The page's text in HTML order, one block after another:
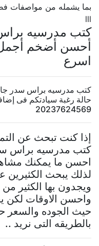
بما يشمله من مواصفات
كتب مدرسيه
أحسن أضخم أجمل
اسرع
كتب مدرسيه براس سدر جاري
حالة رغبة سيادتكم فى إضافة
20237624569
إذا كنت تبحث عن
كتب مدرسيه براس
احسن ما يمكنك
لذلك يبحث
ويجدون بها الكثير
واحسن الاوقات لكن
حيث الجوده والسعر
بالطريقه التى نريد ..